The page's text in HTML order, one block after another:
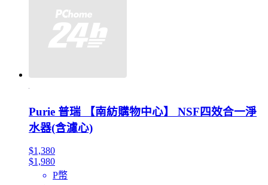
Purie 普瑞 【南紡購物中心】 NSF四效合一淨
水器(含濾心)
$1,380
$1,980
P幣